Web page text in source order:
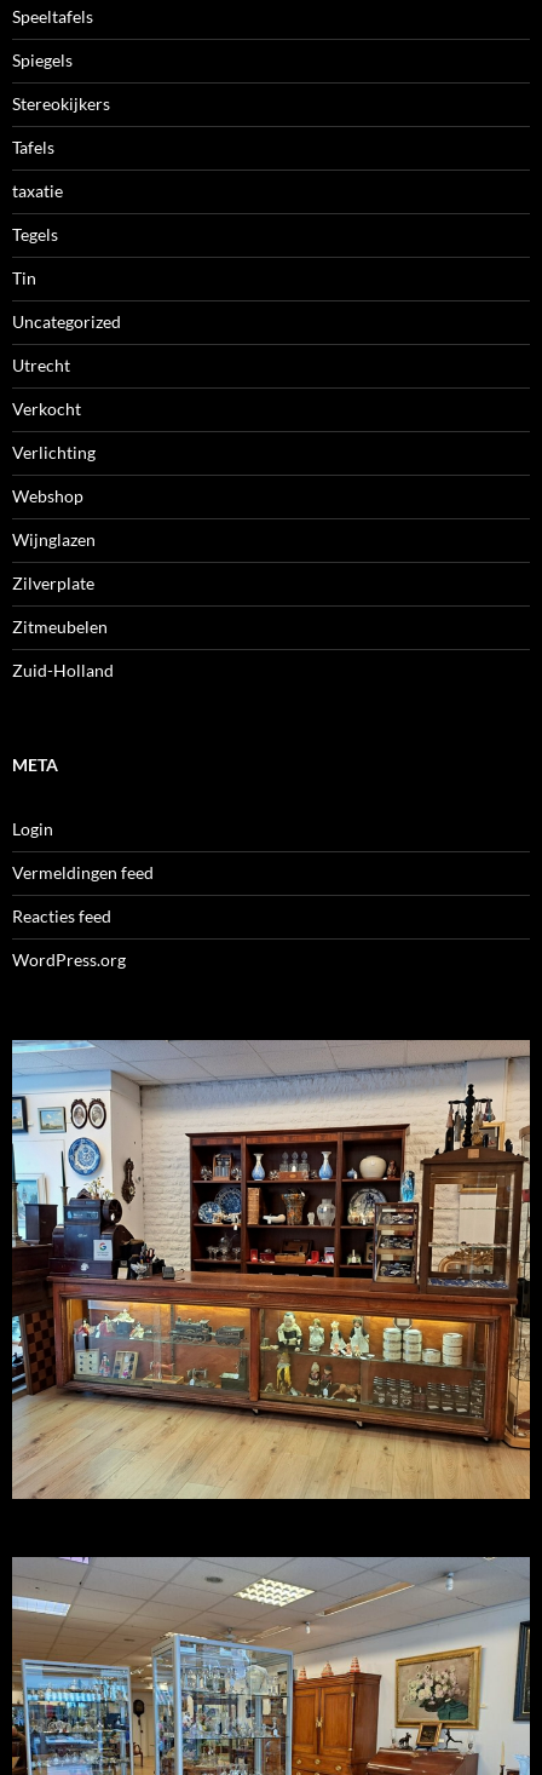
Speeltafels
Spiegels
Stereokijkers
Tafels
taxatie
Tegels
Tin
Uncategorized
Utrecht
Verkocht
Verlichting
Webshop
Wijnglazen
Zilverplate
Zitmeubelen
Zuid-Holland
META
Login
Vermeldingen feed
Reacties feed
WordPress.org